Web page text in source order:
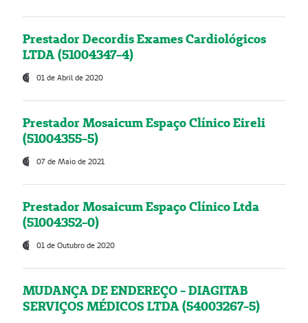
Prestador Decordis Exames Cardiológicos
LTDA (51004347-4)
01 de Abril de 2020
Prestador Mosaicum Espaço Clínico Eireli
(51004355-5)
07 de Maio de 2021
Prestador Mosaicum Espaço Clínico Ltda
(51004352-0)
01 de Outubro de 2020
MUDANÇA DE ENDEREÇO - DIAGITAB
SERVIÇOS MÉDICOS LTDA (54003267-5)